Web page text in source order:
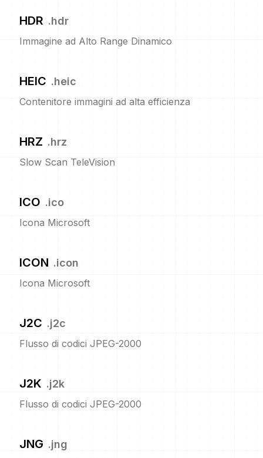
HDR .hdr
Immagine ad Alto Range Dinamico
HEIC .heic
Contenitore immagini ad alta efficienza
HRZ .hrz
Slow Scan TeleVision
ICO .ico
Icona Microsoft
ICON .icon
Icona Microsoft
J2C .j2c
Flusso di codici JPEG-2000
J2K .j2k
Flusso di codici JPEG-2000
JNG .jng